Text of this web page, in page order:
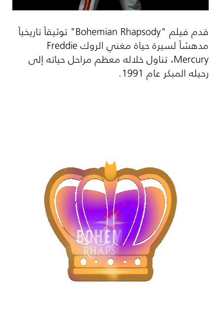
قدم فيلم "Bohemian Rhapsody" توثيقاً تاريخياً
مدهشاً لسيرة حياة مغني الروكFreddie
Mercury، تناول خلاله معظم مراحل حياته إلى
رحيله المبكر عام 1991.